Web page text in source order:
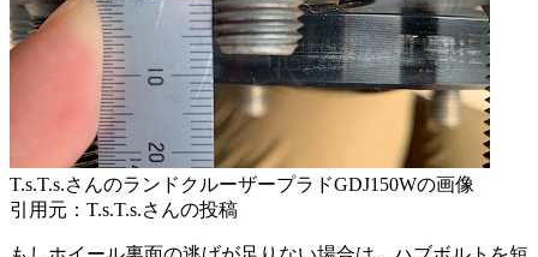
T.s.T.s.さんのランドクルーザープラドGDJ150Wの画像
引用元：T.s.T.s.さんの投稿